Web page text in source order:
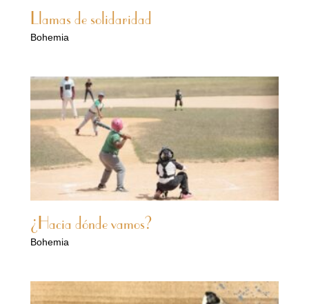
Llamas de solidaridad
Bohemia
¿Hacia dónde vamos?
Bohemia